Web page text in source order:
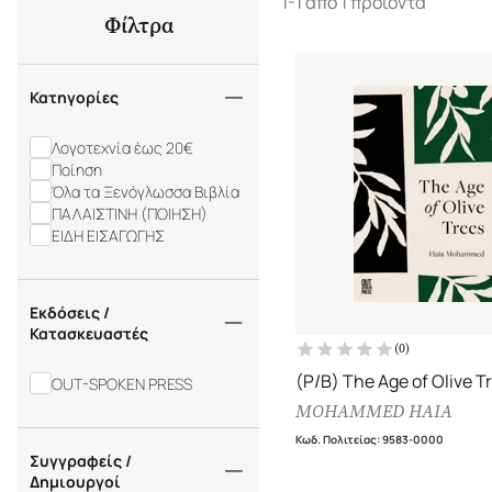
Φίλτρα
Κατηγορίες
Λογοτεχνία έως 20€
Ποίηση
Όλα τα Ξενόγλωσσα Βιβλία
ΠΑΛΑΙΣΤΙΝΗ (ΠΟΙΗΣΗ)
ΕΙΔΗ ΕΙΣΑΓΩΓΗΣ
Εκδόσεις /
Κατασκευαστές
OUT-SPOKEN PRESS
Συγγραφείς /
Δημιουργοί
(0)
(P/B) The Age of Olive
MOHAMMED HAIA
Κωδ. Πολιτείας:9583-0000